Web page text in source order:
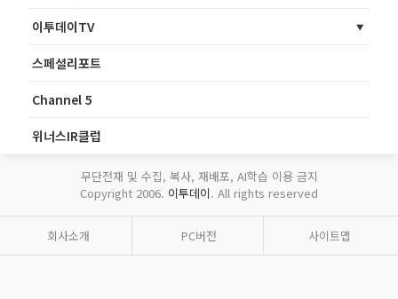
이투데이TV
스페셜리포트
Channel 5
위너스IR클럽
무단전재 및 수집, 복사, 재배포, AI학습 이용 금지
Copyright 2006. 이투데이. All rights reserved
회사소개 PC버전 사이트맵